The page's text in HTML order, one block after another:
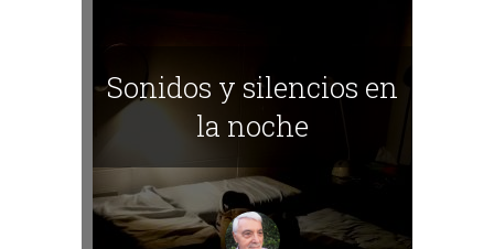
Sonidos y silencios en
la noche